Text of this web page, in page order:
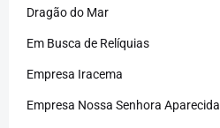
Dragão do Mar
Em Busca de Relíquias
Empresa Iracema
Empresa Nossa Senhora Aparecida